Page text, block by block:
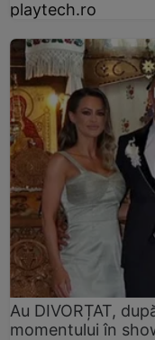
playtech.ro
Au DIVORȚAT,
momentului în